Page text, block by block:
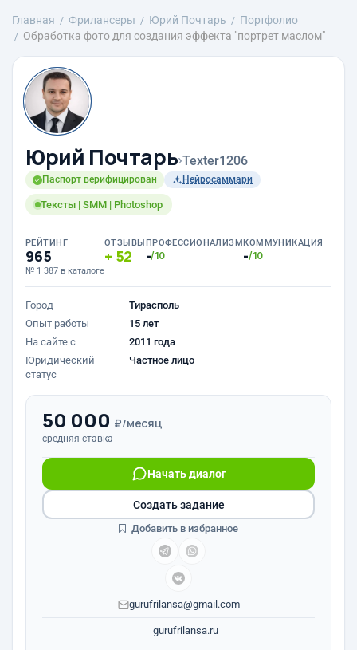
Главная Фрилансеры Юрий Почтарь
Портфолио
Обработка фото для создания эффекта "портрет маслом"
Юрий Почтарь›Texter1206
Паспорт верифицирован Нейросаммари
Тексты | SMM | Photoshop
РЕЙТИНГ
965
№ 1 387 в каталоге
ОТЗЫВЫ
52
ПРОФЕССИОНАЛИЗМ
-/10
КОММУНИКАЦИЯ
-/10
Город
Тирасполь
Опыт работы
15 лет
На сайте с
2011 года
Юридический
статус
Частное лицо
50 000 ₽/месяц
средняя ставка
Начать диалог
gurufrilansa@gmail.com
gurufrilansa.ru
Создать задание
Добавить в избранное